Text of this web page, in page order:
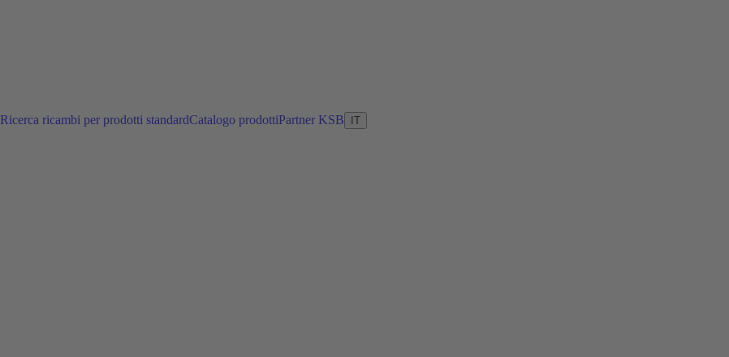
Ricerca ricambi per prodotti standardCatalogo prodottiPartner KSB IT